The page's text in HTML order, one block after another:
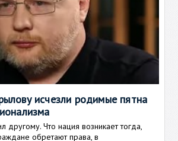
исчезли родимые пятна
другому. Что нация возникает тогда,
обретают права, в